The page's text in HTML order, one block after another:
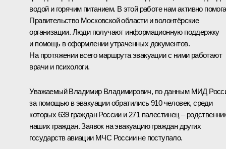
водой и горячим питанием. В этой работе нам активно
Правительство Московской области и волонтёрские
организации. Люди получают информационную поддержку
и помощь в оформлении утраченных документов.
На протяжении всего маршрута эвакуации с ними работают
врачи и психологи.
Уважаемый Владимир Владимирович, по данным МИД
за помощью в эвакуации обратились 910 человек, среди
которых 639 граждан России и 271 палестинец –
наших граждан. Заявок на эвакуацию граждан других
государств авиации МЧС России не поступало.